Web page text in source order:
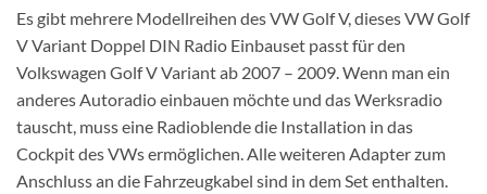
Es gibt mehrere Modellreihen des VW Golf V, dieses VW Golf
V Variant Doppel DIN Radio Einbauset passt für den
Volkswagen Golf V Variant ab 2007 – 2009. Wenn man ein
anderes Autoradio einbauen möchte und das Werksradio
tauscht, muss eine Radioblende die Installation in das
Cockpit des VWs ermöglichen. Alle weiteren Adapter zum
Anschluss an die Fahrzeugkabel sind in dem Set enthalten.